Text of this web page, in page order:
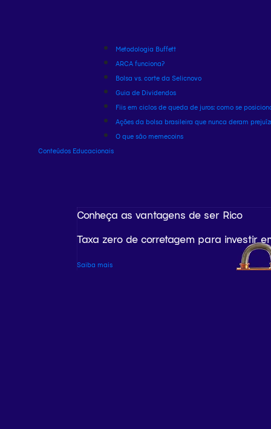
Metodologia Buffett
ARCA funciona?
Bolsa vs. corte da Selicnovo
Guia de Dividendos
Fiis em ciclos de queda de juros: como se
Ações da bolsa brasileira que nunca deram
O que são memecoins
Conteúdos Educacionais
Conheça as vantagens de ser Rico
Taxa zero de corretagem para investir
Saiba mais